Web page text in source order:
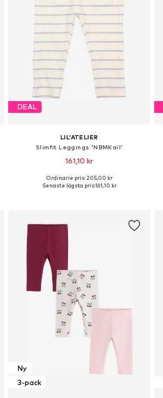
DEAL
LIL'ATELIER
Slimfit Leggings 'NBMKail'
161,10 kr
+1
Ordinarie pris: 205,00 kr
Senaste lägsta pris:161,10 kr
Ny
3-pack